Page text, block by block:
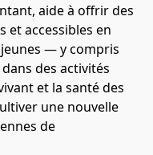
aide à offrir des
et accessibles en
— y compris
des activités
et la santé des
une nouvelle
de